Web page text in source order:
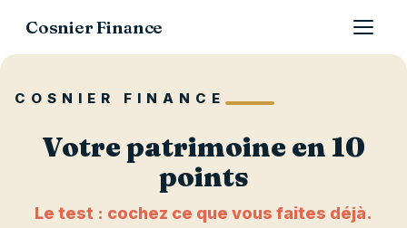
Cosnier Finance
COSNIER FINANCE
Votre patrimoine en 10
points
Le test : cochez ce que vous faites déjà.